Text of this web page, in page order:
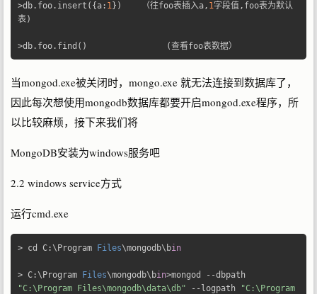
>db . foo . insert ({ a : 1}) （往foo表插入a, 1字段值, foo表为默认
表)
>db . foo . find () (查看foo表数据）
当mongod.exe被关闭时，mongo.exe 就无法连接到数据库了，
因此每次想使用mongodb数据库都要开启mongod.exe程序，所
以比较麻烦，接下来我们将
MongoDB安装为windows服务吧
2.2 windows service方式
运行cmd.exe
> cd C :\Program Files\mongodb\bin
> C :\Program Files\mongodb\bin>mongod --
"C:\Program Files\mongodb\data\db"
-- logpath
"C:\Program